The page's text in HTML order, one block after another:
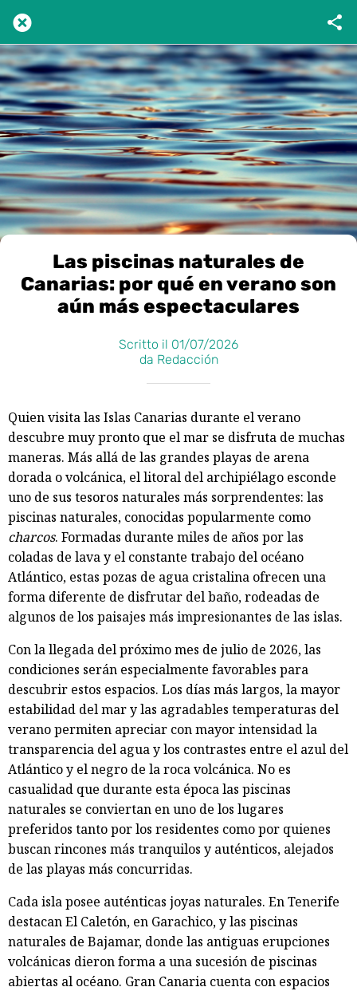
Las piscinas naturales de
Canarias: por qué en verano son
aún más espectaculares
Scritto il 01/07/2026
da Redacción
Quien visita las Islas Canarias durante el verano
descubre muy pronto que el mar se disfruta de muchas
maneras. Más allá de las grandes playas de arena
dorada o volcánica, el litoral del archipiélago esconde
uno de sus tesoros naturales más sorprendentes: las
piscinas naturales, conocidas popularmente como
charcos. Formadas durante miles de años por las
coladas de lava y el constante trabajo del océano
Atlántico, estas pozas de agua cristalina ofrecen una
forma diferente de disfrutar del baño, rodeadas de
algunos de los paisajes más impresionantes de las islas.
Con la llegada del próximo mes de julio de 2026, las
condiciones serán especialmente favorables para
descubrir estos espacios. Los días más largos, la mayor
estabilidad del mar y las agradables temperaturas del
verano permiten apreciar con mayor intensidad la
transparencia del agua y los contrastes entre el azul del
Atlántico y el negro de la roca volcánica. No es
casualidad que durante esta época las piscinas
naturales se conviertan en uno de los lugares
preferidos tanto por los residentes como por quienes
buscan rincones más tranquilos y auténticos, alejados
de las playas más concurridas.
Cada isla posee auténticas joyas naturales. En Tenerife
destacan El Caletón, en Garachico, y las piscinas
naturales de Bajamar, donde las antiguas erupciones
volcánicas dieron forma a una sucesión de piscinas
abiertas al océano. Gran Canaria cuenta con espacios